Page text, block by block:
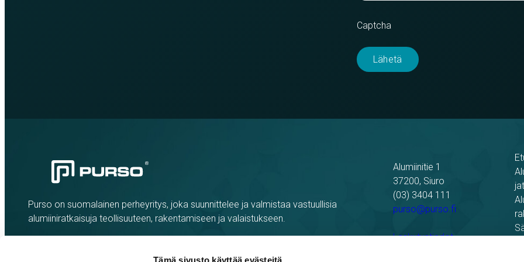
Tämä sivusto käyttää evästeitä
Captcha
Purso on suomalainen perheyritys, joka suunnittelee ja valmistaa vastuullisia
alumiiniratkaisuja teollisuuteen, rakentamiseen ja valaistukseen.
Alumiinitie 1
37200, Siuro
(03) 3404 111
purso@purso.fi
Laskutustiedot